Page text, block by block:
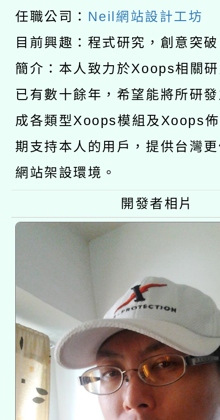
礎課程
A3數位素養講師名單
「數位內容與教學軟體
pilot」
有關大陸委員會函釋公
薪期間赴陸應申請許可
轉知經濟部水利署委託
業技術研究院辦理「
用水績優單位及節水達
動」
115年8月22日(星期六
桃園市孔廟祈福系列
開 智慧啟航」
2026年桃園地景藝術
任職公司： Neil網站設計工坊
目前興趣：程式研究，創意突
簡介：本人致力於Xoops相關
已有數十餘年，希望能將所研
成各類型Xoops模組及Xoops
期支持本人的用戶，提供台灣
網站架設環境。
開發者相片